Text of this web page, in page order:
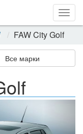
FAW City Golf
Все марки